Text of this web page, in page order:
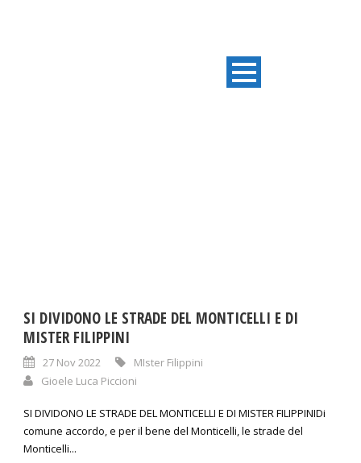
SI DIVIDONO LE STRADE DEL MONTICELLI E DI
MISTER FILIPPINI
27 Nov 2022
MIster Filippini
Gioele Luca Piccioni
SI DIVIDONO LE STRADE DEL MONTICELLI E DI MISTER FILIPPINIDi
comune accordo, e per il bene del Monticelli, le strade del
Monticelli...